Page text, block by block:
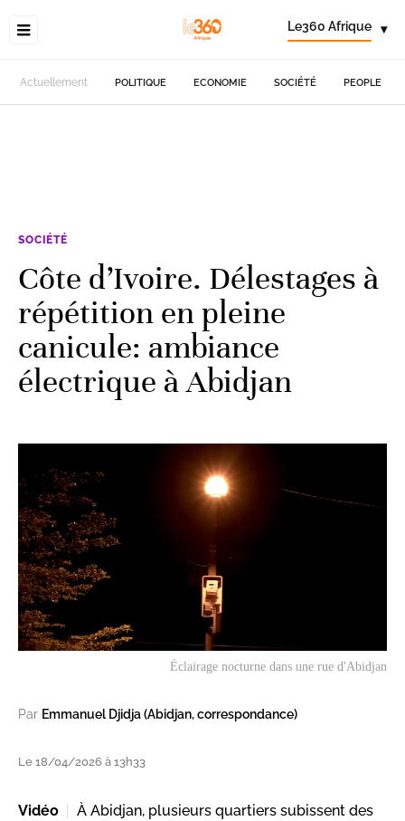
Le360 Afrique ▾
Actuellement POLITIQUE ECONOMIE SOCIÉTÉ PEOPLE
SOCIÉTÉ
Côte d’Ivoire. Délestages à
répétition en pleine
canicule: ambiance
électrique à Abidjan
Éclairage nocturne dans une rue d'Abidjan
Par Emmanuel Djidja (Abidjan, correspondance)
Le 18/04/2026 à 13h33
Vidéo
À Abidjan, plusieurs quartiers subissent des